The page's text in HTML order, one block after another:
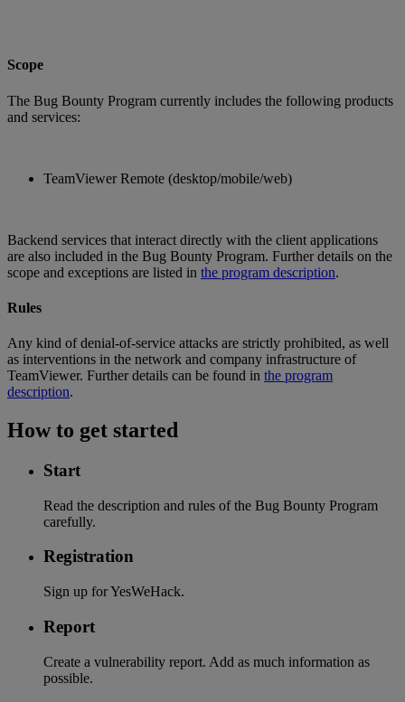
Scope
The Bug Bounty Program currently includes the following products
and services:
TeamViewer Remote (desktop/mobile/web)
Backend services that interact directly with the client applications
are also included in the Bug Bounty Program. Further details on the
scope and exceptions are listed in the program description.
Rules
Any kind of denial-of-service attacks are strictly prohibited, as well
as interventions in the network and company infrastructure of
TeamViewer. Further details can be found in the program
description.
How to get started
Start
Read the description and rules of the Bug Bounty Program
carefully.
Registration
Sign up for YesWeHack.
Report
Create a vulnerability report. Add as much information as
possible.